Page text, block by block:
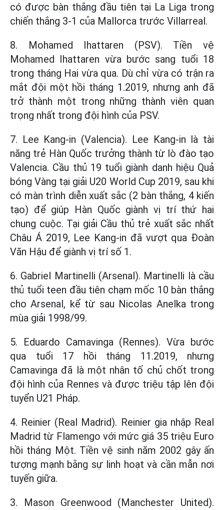
có được bàn thắng đầu tiên tại La Liga trong
chiến thắng 3-1 của Mallorca trước Villarreal.
8. Mohamed Ihattaren (PSV). Tiền vệ
Mohamed Ihattaren vừa bước sang tuổi 18
trong tháng Hai vừa qua. Dù chỉ vừa có trận ra
mắt đội một hồi tháng 1.2019, nhưng anh đã
trở thành một trong những thành viên quan
trọng nhất trong đội hình của PSV.
7. Lee Kang-in (Valencia). Lee Kang-in là tài
năng trẻ Hàn Quốc trưởng thành từ lò đào tạo
Valencia. Cầu thủ 19 tuổi giành danh hiệu Quả
bóng Vàng tại giải U20 World Cup 2019, sau khi
có màn trình diễn xuất sắc (2 bàn thắng, 4 kiến
tạo) để giúp Hàn Quốc giành vị trí thứ hai
chung cuộc. Tại giải Cầu thủ trẻ xuất sắc nhất
Châu Á 2019, Lee Kang-in đã vượt qua Đoàn
Văn Hậu để giành vị trí số 1.
6. Gabriel Martinelli (Arsenal). Martinelli là cầu
thủ tuổi teen đầu tiên chạm mốc 10 bàn thắng
cho Arsenal, kể từ sau Nicolas Anelka trong
mùa giải 1998/99.
5. Eduardo Camavinga (Rennes). Vừa bước
qua tuổi 17 hồi tháng 11.2019, nhưng
Camavinga đã là một nhân tố chủ chốt trong
đội hình của Rennes và được triệu tập lên đội
tuyển U21 Pháp.
4. Reinier (Real Madrid). Reinier gia nhập Real
Madrid từ Flamengo với mức giá 35 triệu Euro
hồi tháng Một. Tiền vệ sinh năm 2002 gây ấn
tượng mạnh bằng sự linh hoạt và cần mẫn nơi
tuyến giữa.
3. Mason Greenwood (Manchester United).